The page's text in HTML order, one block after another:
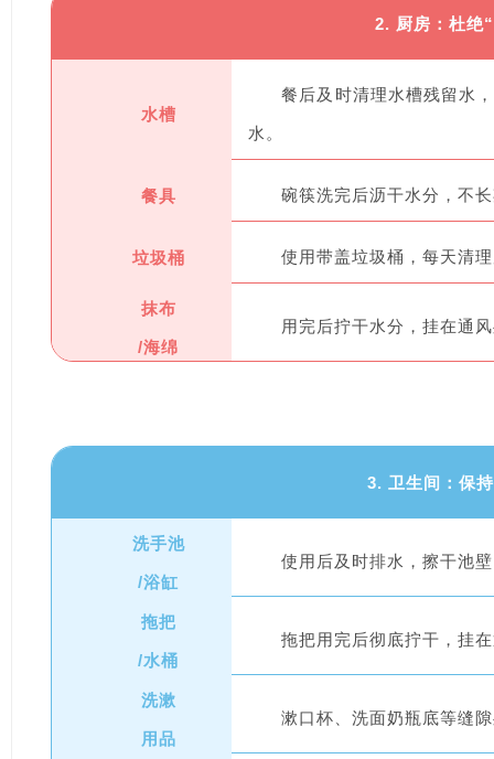
2. 厨房：杜绝
水槽
餐后及时清理水槽残留水
水。
餐具 碗筷洗完后沥干水分，不
垃圾桶 使用带盖垃圾桶，每天清
抹布
/海绵
用完后拧干水分，挂在通
3. 卫生间：保
洗手池
/浴缸
使用后及时排水，擦干池
拖把
/水桶
拖把用完后彻底拧干，挂
洗漱
用品
漱口杯、洗面奶瓶底等缝